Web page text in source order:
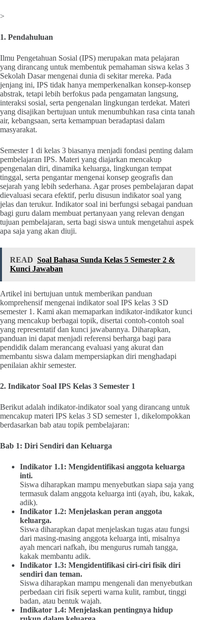
>
1. Pendahuluan
Ilmu Pengetahuan Sosial (IPS) merupakan mata pelajaran
yang dirancang untuk membentuk pemahaman siswa kelas 3
Sekolah Dasar mengenai dunia di sekitar mereka. Pada
jenjang ini, IPS tidak hanya memperkenalkan konsep-konsep
abstrak, tetapi lebih berfokus pada pengamatan langsung,
interaksi sosial, serta pengenalan lingkungan terdekat. Materi
yang disajikan bertujuan untuk menumbuhkan rasa cinta tanah
air, kebangsaan, serta kemampuan beradaptasi dalam
masyarakat.
Semester 1 di kelas 3 biasanya menjadi fondasi penting dalam
pembelajaran IPS. Materi yang diajarkan mencakup
pengenalan diri, dinamika keluarga, lingkungan tempat
tinggal, serta pengantar mengenai konsep geografis dan
sejarah yang lebih sederhana. Agar proses pembelajaran dapat
dievaluasi secara efektif, perlu disusun indikator soal yang
jelas dan terukur. Indikator soal ini berfungsi sebagai panduan
bagi guru dalam membuat pertanyaan yang relevan dengan
tujuan pembelajaran, serta bagi siswa untuk mengetahui aspek
apa saja yang akan diuji.
READ Soal Bahasa Sunda Kelas 5 Semester 2 &
Kunci Jawaban
Artikel ini bertujuan untuk memberikan panduan
komprehensif mengenai indikator soal IPS kelas 3 SD
semester 1. Kami akan memaparkan indikator-indikator kunci
yang mencakup berbagai topik, disertai contoh-contoh soal
yang representatif dan kunci jawabannya. Diharapkan,
panduan ini dapat menjadi referensi berharga bagi para
pendidik dalam merancang evaluasi yang akurat dan
membantu siswa dalam mempersiapkan diri menghadapi
penilaian akhir semester.
2. Indikator Soal IPS Kelas 3 Semester 1
Berikut adalah indikator-indikator soal yang dirancang untuk
mencakup materi IPS kelas 3 SD semester 1, dikelompokkan
berdasarkan bab atau topik pembelajaran:
Bab 1: Diri Sendiri dan Keluarga
Indikator 1.1: Mengidentifikasi anggota keluarga
inti.
Siswa diharapkan mampu menyebutkan siapa saja yang
termasuk dalam anggota keluarga inti (ayah, ibu, kakak,
adik).
Indikator 1.2: Menjelaskan peran anggota
keluarga.
Siswa diharapkan dapat menjelaskan tugas atau fungsi
dari masing-masing anggota keluarga inti, misalnya
ayah mencari nafkah, ibu mengurus rumah tangga,
kakak membantu adik.
Indikator 1.3: Mengidentifikasi ciri-ciri fisik diri
sendiri dan teman.
Siswa diharapkan mampu mengenali dan menyebutkan
perbedaan ciri fisik seperti warna kulit, rambut, tinggi
badan, atau bentuk wajah.
Indikator 1.4: Menjelaskan pentingnya hidup